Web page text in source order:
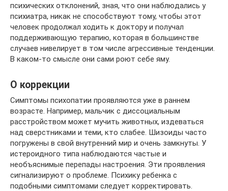
психических отклонений, зная, что они наблюдались у
психиатра, никак не способствуют тому, чтобы этот
человек продолжал ходить к доктору и получал
поддерживающую терапию, которая в большинстве
случаев нивелирует в том числе агрессивные тенденции.
В каком-то смысле они сами роют себе яму.
О коррекции
Симптомы психопатии проявляются уже в раннем
возрасте. Например, мальчик с диссоциальным
расстройством может мучить животных, издеваться
над сверстниками и теми, кто слабее. Шизоиды часто
погружены в свой внутренний мир и очень замкнуты. У
истероидного типа наблюдаются частые и
необъяснимые перепады настроения. Эти проявления
сигнализируют о проблеме. Психику ребенка с
подобными симптомами следует корректировать.